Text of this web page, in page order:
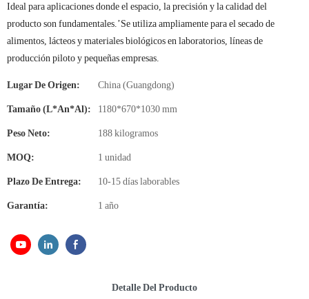
Ideal para aplicaciones donde el espacio, la precisión y la calidad del
producto son fundamentales.’Se utiliza ampliamente para el secado de
alimentos, lácteos y materiales biológicos en laboratorios, líneas de
producción piloto y pequeñas empresas.
Lugar De Origen: China (Guangdong)
Tamaño (L*An*Al): 1180*670*1030 mm
Peso Neto: 188 kilogramos
MOQ: 1 unidad
Plazo De Entrega: 10-15 días laborables
Garantía: 1 año
Detalle Del Producto